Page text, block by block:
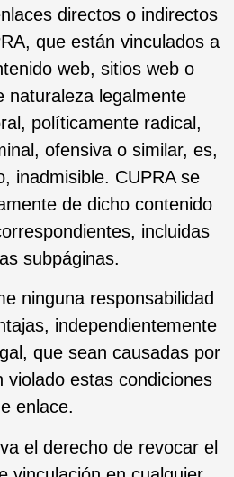
directos o indirectos
que están vinculados a
web, sitios web o
naturaleza legalmente
políticamente radical,
ofensiva o similar, es,
inadmisible. CUPRA se
de dicho contenido
incluidas
subpáginas.
ninguna responsabilidad
independientemente
que sean causadas por
violado estas condiciones
enlace.
el derecho de revocar el